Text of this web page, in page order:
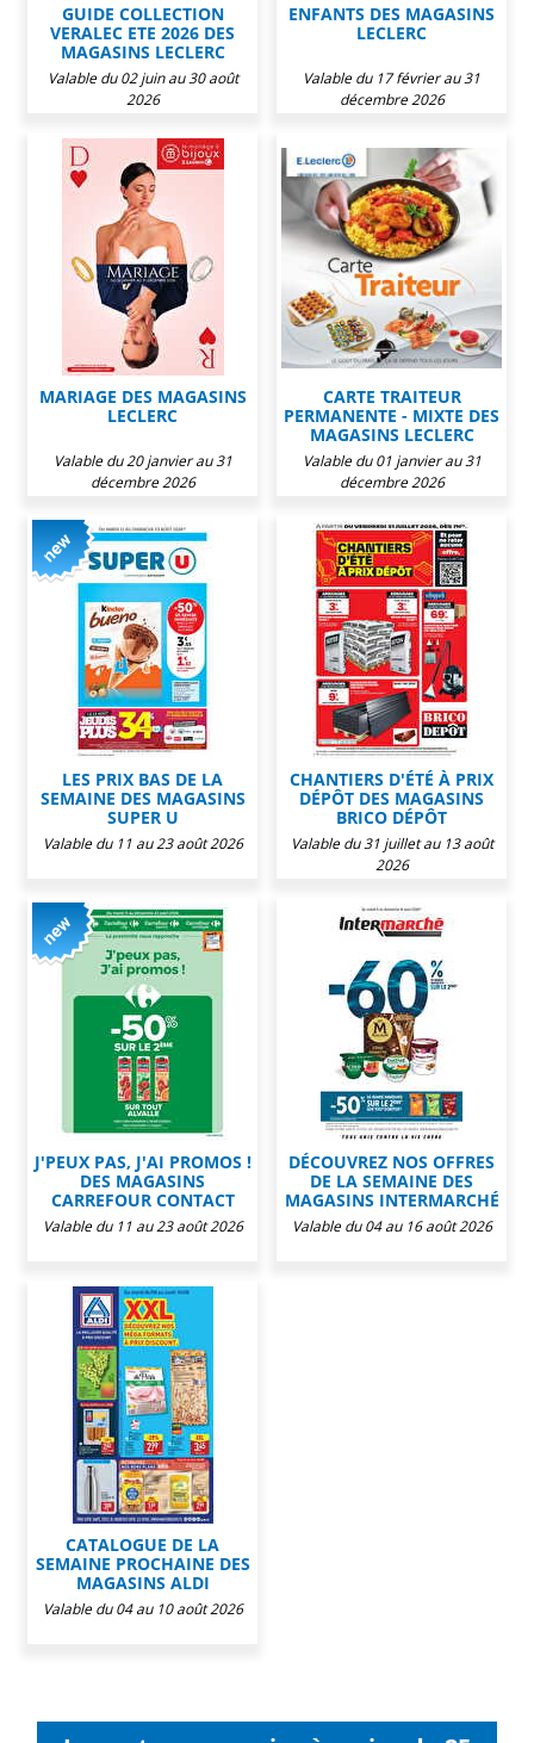
GUIDE COLLECTION
VERALEC ETE 2026 DES
MAGASINS LECLERC
Valable du 02 juin au 30 août
2026
ENFANTS DES MAGASINS
LECLERC
Valable du 17 février au 31
décembre 2026
MARIAGE DES MAGASINS
LECLERC
Valable du 20 janvier au 31
décembre 2026
CARTE TRAITEUR
PERMANENTE - MIXTE DES
MAGASINS LECLERC
Valable du 01 janvier au 31
décembre 2026
LES PRIX BAS DE LA
SEMAINE DES MAGASINS
SUPER U
Valable du 11 au 23 août 2026
CHANTIERS D'ÉTÉ À PRIX
DÉPÔT DES MAGASINS
BRICO DÉPÔT
Valable du 31 juillet au 13 août
2026
J'PEUX PAS, J'AI PROMOS !
DES MAGASINS
CARREFOUR CONTACT
Valable du 11 au 23 août 2026
DÉCOUVREZ NOS OFFRES
DE LA SEMAINE DES
MAGASINS INTERMARCHÉ
Valable du 04 au 16 août 2026
CATALOGUE DE LA
SEMAINE PROCHAINE DES
MAGASINS ALDI
Valable du 04 au 10 août 2026